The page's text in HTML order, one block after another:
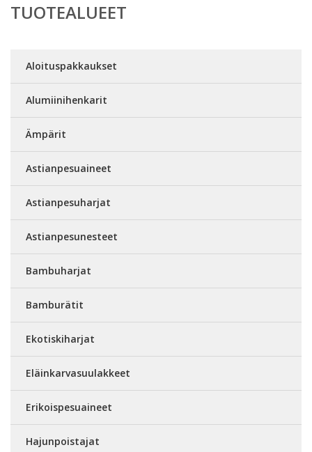
TUOTEALUEET
Aloituspakkaukset
Alumiinihenkarit
Ämpärit
Astianpesuaineet
Astianpesuharjat
Astianpesunesteet
Bambuharjat
Bamburätit
Ekotiskiharjat
Eläinkarvasuulakkeet
Erikoispesuaineet
Hajunpoistajat